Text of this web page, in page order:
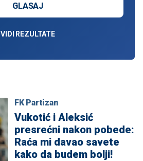
GLASAJ
VIDI REZULTATE
FK Partizan
Vukotić i Aleksić
presrećni nakon pobede:
Raća mi davao savete
kako da budem bolji!